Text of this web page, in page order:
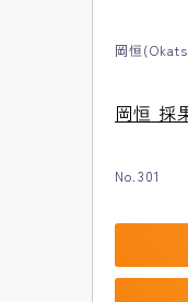
岡恒
岡恒 採
No.301